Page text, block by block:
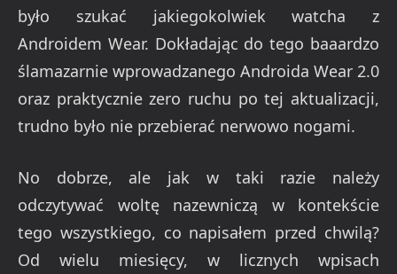
było szukać jakiegokolwiek watcha z
Androidem Wear. Dokładając do tego baaardzo
ślamazarnie wprowadzanego Androida Wear 2.0
oraz praktycznie zero ruchu po tej aktualizacji,
trudno było nie przebierać nerwowo nogami.
No dobrze, ale jak w taki razie należy
odczytywać woltę nazewniczą w kontekście
tego wszystkiego, co napisałem przed chwilą?
Od wielu miesięcy, w licznych wpisach